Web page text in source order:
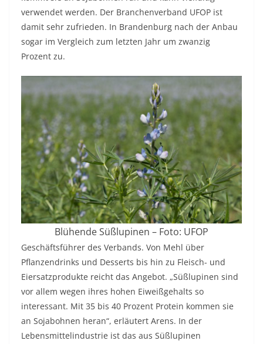
verwendet werden. Der Branchenverband UFOP ist
damit sehr zufrieden. In Brandenburg nach der Anbau
sogar im Vergleich zum letzten Jahr um zwanzig
Prozent zu.
Blühende Süßlupinen – Foto: UFOP
Geschäftsführer des Verbands. Von Mehl über
Pflanzendrinks und Desserts bis hin zu Fleisch- und
Eiersatzprodukte reicht das Angebot. „Süßlupinen sind
vor allem wegen ihres hohen Eiweißgehalts so
interessant. Mit 35 bis 40 Prozent Protein kommen sie
an Sojabohnen heran“, erläutert Arens. In der
Lebensmittelindustrie ist das aus Süßlupinen